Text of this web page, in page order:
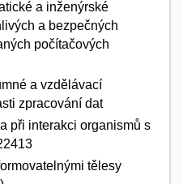
a inženýrské
a bezpečných
počítačových
a vzdělávací
zpracování dat
při interakci organismů s
tělesy